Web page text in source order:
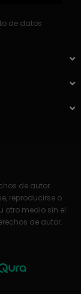
de datos
de autor.
reproducirse o
otro medio sin el
de autor.